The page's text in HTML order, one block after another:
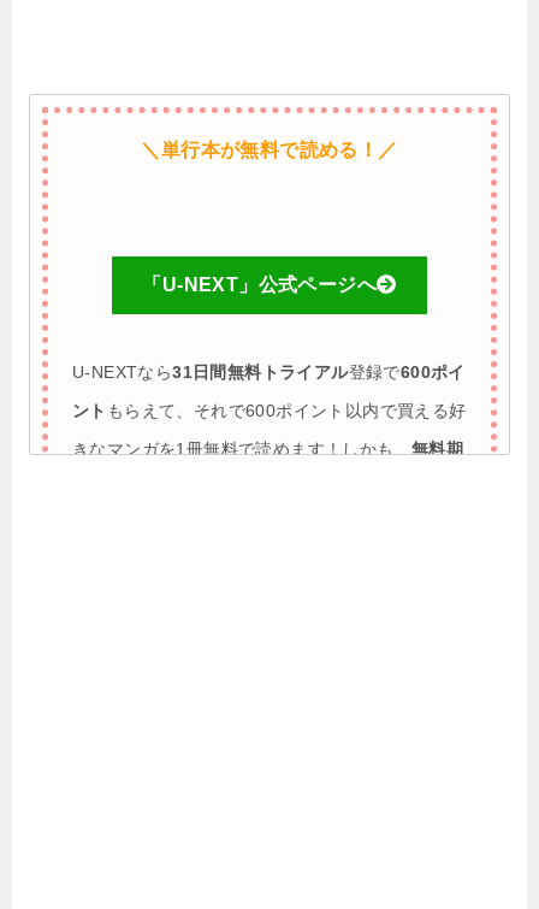
＼単行本が無料で読める！／
「U-NEXT」公式ページへ
U-NEXTなら31日間無料トライアル登録で600ポイ
ント もらえて、それで600ポイント以内で買える好
きなマンガを1冊無料で読めます！しかも、無料期